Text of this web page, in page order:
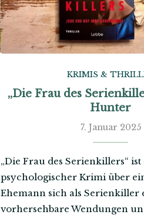
KRIMIS &
„Die Frau des
Hunter
7. Januar 2025
„Die Frau des Serienkillers“ ist
psychologischer Krimi über
Ehemann sich als Serienkiller
vorhersehbare Wendungen